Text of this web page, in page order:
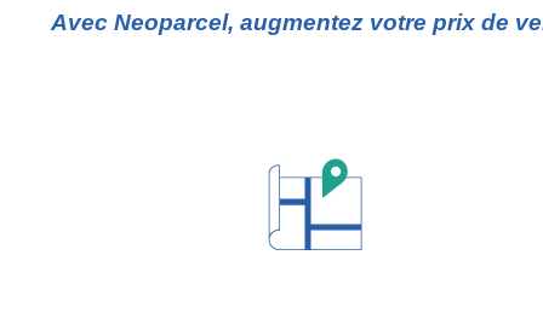
Avec Neoparcel, augmentez votre prix de